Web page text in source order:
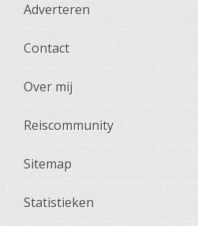
Adverteren
Contact
Over mij
Reiscommunity
Sitemap
Statistieken